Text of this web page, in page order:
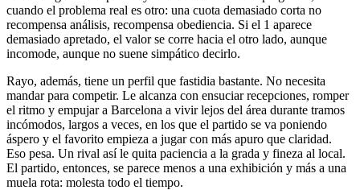
cuando el problema real es otro: una cuota demasiado corta no
recompensa análisis, recompensa obediencia. Si el 1 aparece
demasiado apretado, el valor se corre hacia el otro lado, aunque
incomode, aunque no suene simpático decirlo.
Rayo, además, tiene un perfil que fastidia bastante. No necesita
mandar para competir. Le alcanza con ensuciar recepciones, romper
el ritmo y empujar a Barcelona a vivir lejos del área durante tramos
incómodos, largos a veces, en los que el partido se va poniendo
áspero y el favorito empieza a jugar con más apuro que claridad.
Eso pesa. Un rival así le quita paciencia a la grada y fineza al local.
El partido, entonces, se parece menos a una exhibición y más a una
muela rota: molesta todo el tiempo.